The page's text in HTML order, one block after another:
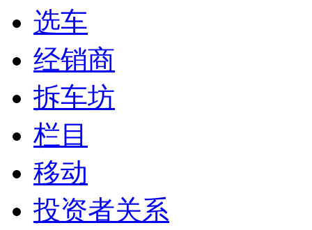
选车
经销商
拆车坊
栏目
移动
投资者关系